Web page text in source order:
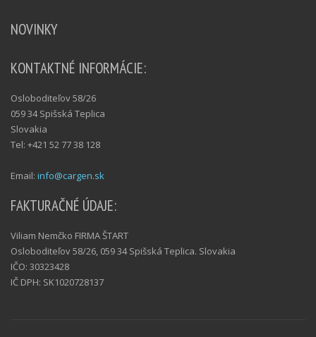
NOVINKY
KONTAKTNÉ INFORMÁCIE:
Osloboditeľov 58/26
059 34 Spišská Teplica
Slovakia
Tel: +421 52 77 38 128
Email: info@cargen.sk
FAKTURAČNÉ ÚDAJE:
Viliam Nemčko FIRMA ŠTART
Osloboditeľov 58/26, 059 34 Spišská Teplica. Slovakia
IČO: 30323428
IČ DPH: SK1020728137